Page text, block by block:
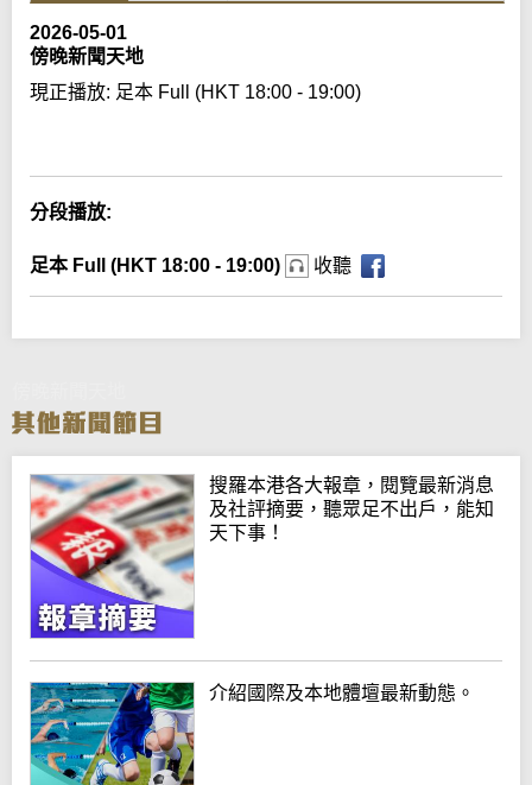
2026-05-01
傍晚新聞天地
現正播放: 足本 Full (HKT 18:00 - 19:00)
分段播放:
足本 Full (HKT 18:00 - 19:00) 收聽
搜羅本港各大報章，閱覽最新消息
及社評摘要，聽眾足不出戶，能知
天下事！
介紹國際及本地體壇最新動態。